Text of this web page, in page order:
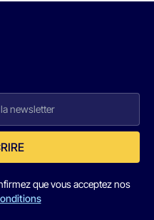
que vous acceptez nos